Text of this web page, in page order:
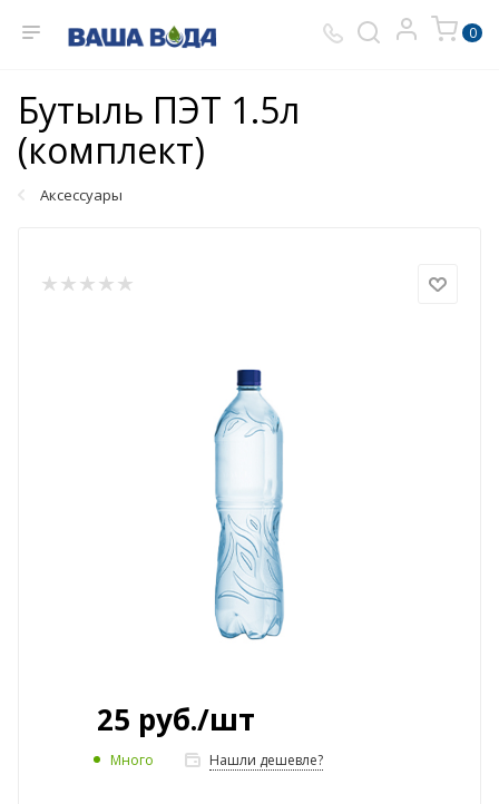
0
Бутыль ПЭТ 1.5л
(комплект)
Аксессуары
25 руб./шт
Много Нашли дешевле?